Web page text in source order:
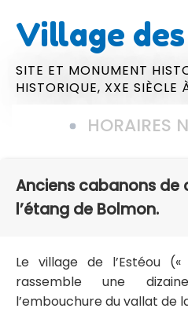
Village
SITE ET MONUMENT
HISTORIQUE, XXE SIÈCLE
HORAIRES
Anciens cabanons de
l’étang de Bolmon.
Le village de l’Estéou
rassemble une
l’embouchure du vallat de